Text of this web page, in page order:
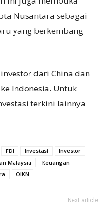
Nusantara sebagai
yang berkembang
dari China dan
Indonesia. Untuk
terkini lainnya
FDI Investasi
Investor
Malaysia
Keuangan
OIKN
Next article